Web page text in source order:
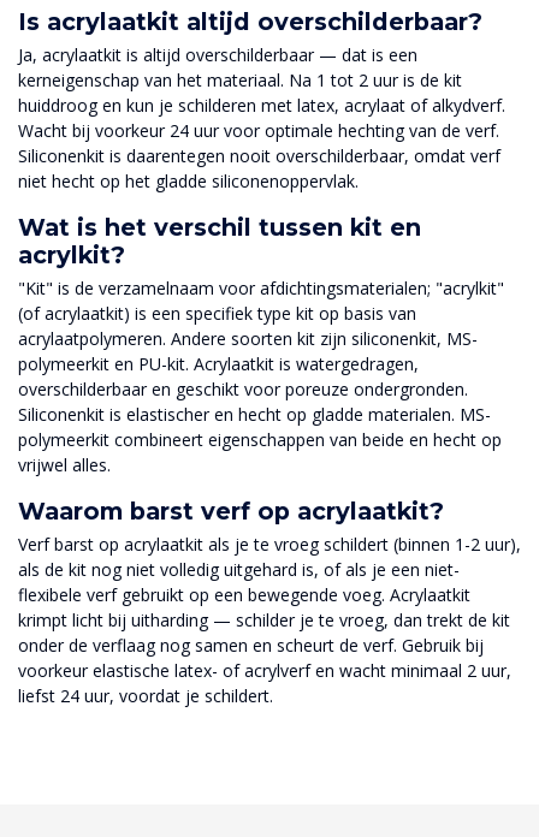
Is acrylaatkit altijd overschilderbaar?
Ja, acrylaatkit is altijd overschilderbaar — dat is een
kerneigenschap van het materiaal. Na 1 tot 2 uur is de kit
huiddroog en kun je schilderen met latex, acrylaat of alkydverf.
Wacht bij voorkeur 24 uur voor optimale hechting van de verf.
Siliconenkit is daarentegen nooit overschilderbaar, omdat verf
niet hecht op het gladde siliconenoppervlak.
Wat is het verschil tussen kit en
acrylkit?
"Kit" is de verzamelnaam voor afdichtingsmaterialen; "acrylkit"
(of acrylaatkit) is een specifiek type kit op basis van
acrylaatpolymeren. Andere soorten kit zijn siliconenkit, MS-
polymeerkit en PU-kit. Acrylaatkit is watergedragen,
overschilderbaar en geschikt voor poreuze ondergronden.
Siliconenkit is elastischer en hecht op gladde materialen. MS-
polymeerkit combineert eigenschappen van beide en hecht op
vrijwel alles.
Waarom barst verf op acrylaatkit?
Verf barst op acrylaatkit als je te vroeg schildert (binnen 1-2 uur),
als de kit nog niet volledig uitgehard is, of als je een niet-
flexibele verf gebruikt op een bewegende voeg. Acrylaatkit
krimpt licht bij uitharding — schilder je te vroeg, dan trekt de kit
onder de verflaag nog samen en scheurt de verf. Gebruik bij
voorkeur elastische latex- of acrylverf en wacht minimaal 2 uur,
liefst 24 uur, voordat je schildert.